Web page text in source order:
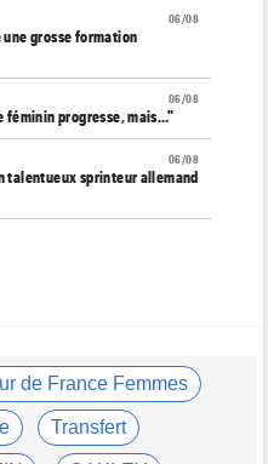
06/08
grosse formation
06/08
féminin progresse, mais…"
06/08
talentueux sprinteur allemand
06/08
déjà 16 abandons
parcours, favoris, profil…
de France Femmes
Transfert